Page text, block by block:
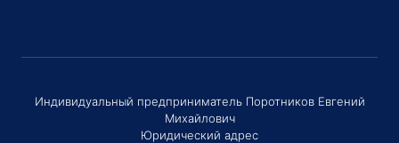
Индивидуальный предприниматель Поротников Евгений
Михайлович
Юридический адрес